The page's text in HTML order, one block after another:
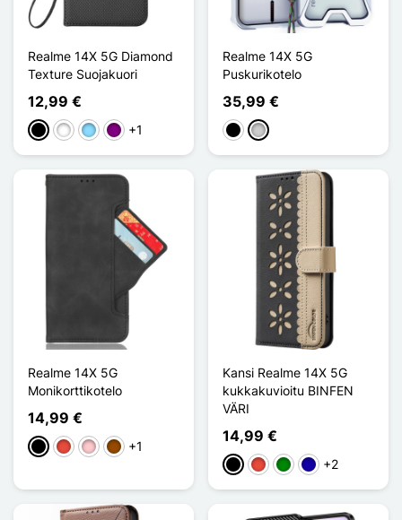
Realme 14X 5G Diamond
Texture Suojakuori
12,99 €
MustaValkoinenBleu Clair
Violet
+1
Realme 14X 5G
Puskurikotelo
35,99 €
MustaArgenté
Realme 14X 5G
Monikorttikotelo
14,99 €
MustaPunainen
PinkkiRuskea
+1
Kansi Realme 14X 5G
kukkakuvioitu BINFEN
VÄRI
14,99 €
MustaPunainen
VihreäBleu Foncé
+2